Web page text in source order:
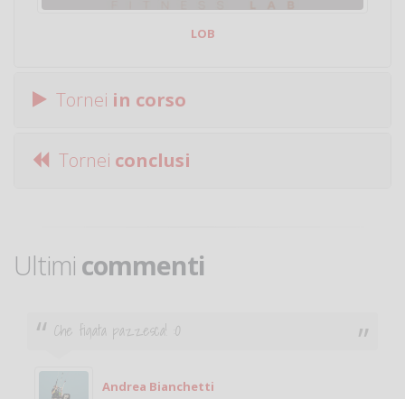
LOB
Tornei in corso
Tornei conclusi
Ultimi commenti
Ciao. Sono a Treviglio da poco e vorrei tornare a
giocare. Se sei in zona e puoi giocare fammi sapere.
Michele